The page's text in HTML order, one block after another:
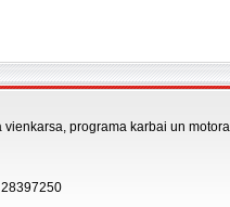
programa karbai un